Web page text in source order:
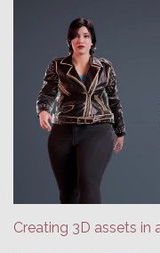
Creating 3D assets in